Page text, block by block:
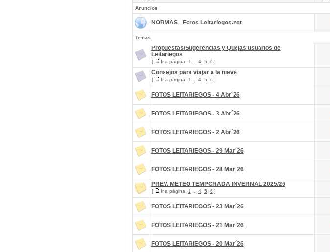
Anuncios
NORMAS - Foros Leitariegos.net
Temas
Propuestas/Sugerencias y Quejas usuarios de
Leitariegos
[ Ir a página: 1 4, 5 6 ]
Consejos para viajar a la nieve
[ Ir a página: 1 4, 5 6 ]
FOTOS LEITARIEGOS - 4 Abr´26
FOTOS LEITARIEGOS - 3 Abr´26
FOTOS LEITARIEGOS - 2 Abr´26
FOTOS LEITARIEGOS - 29 Mar´26
FOTOS LEITARIEGOS - 28 Mar´26
PREV. METEO TEMPORADA INVERNAL 2025/26
[ Ir a página: 1 4, 5 6 ]
FOTOS LEITARIEGOS - 23 Mar´26
FOTOS LEITARIEGOS - 21 Mar´26
FOTOS LEITARIEGOS - 20 Mar´26